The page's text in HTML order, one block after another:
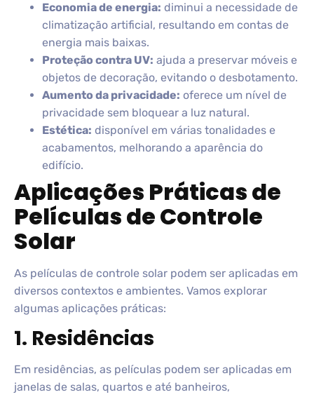
Economia de energia: diminui a necessidade de
climatização artificial, resultando em contas de
energia mais baixas.
Proteção contra UV: ajuda a preservar móveis e
objetos de decoração, evitando o desbotamento.
Aumento da privacidade: oferece um nível de
privacidade sem bloquear a luz natural.
Estética: disponível em várias tonalidades e
acabamentos, melhorando a aparência do
edifício.
Aplicações Práticas de
Películas de Controle
Solar
As películas de controle solar podem ser aplicadas em
diversos contextos e ambientes. Vamos explorar
algumas aplicações práticas:
1. Residências
Em residências, as películas podem ser aplicadas em
janelas de salas, quartos e até banheiros,